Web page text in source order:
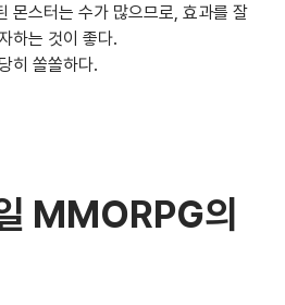
몬스터는 수가 많으므로, 효과를 잘
하는 것이 좋다.
히 쏠쏠하다.
MMORPG의